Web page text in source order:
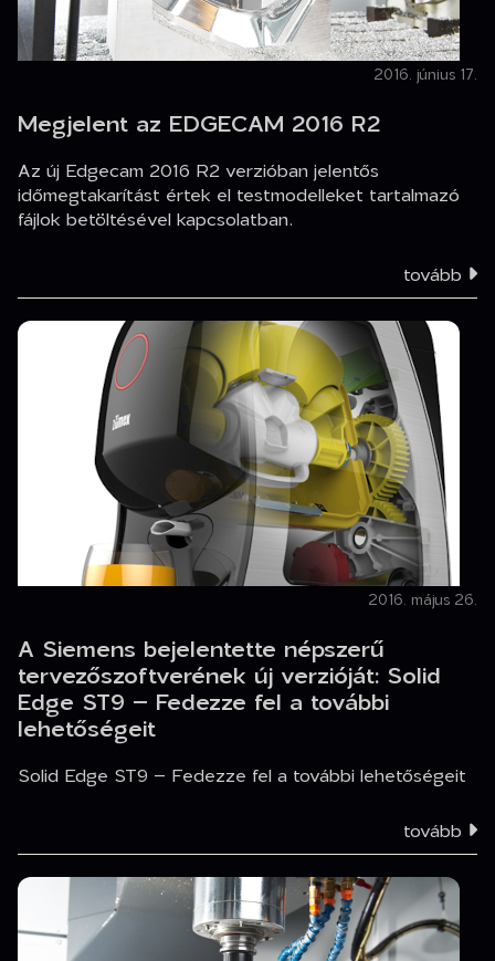
2016. június 17.
Megjelent az EDGECAM 2016 R2
Az új Edgecam 2016 R2 verzióban jelentős
időmegtakarítást értek el testmodelleket tartalmazó
fájlok betöltésével kapcsolatban.
tovább
2016. május 26.
A Siemens bejelentette népszerű
tervezőszoftverének új verzióját: Solid
Edge ST9 – Fedezze fel a további
lehetőségeit
Solid Edge ST9 – Fedezze fel a további lehetőségeit
tovább